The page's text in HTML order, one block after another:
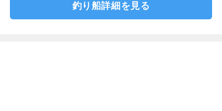
釣り船詳細を見る